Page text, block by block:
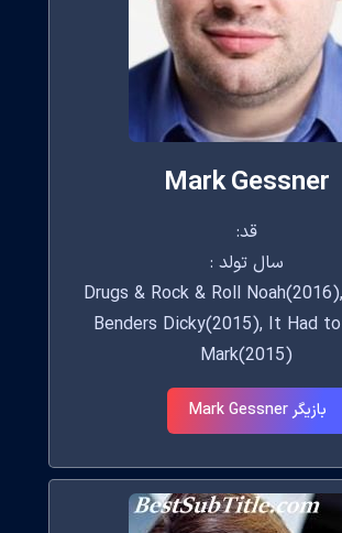
Mark Gessner
قد:
سال تولد :
فیلم ها : Drugs & Rock & Roll Noah(2016),
Benders Dicky(2015), It Had
Mark(2015)
بازیگر Mark Gessner